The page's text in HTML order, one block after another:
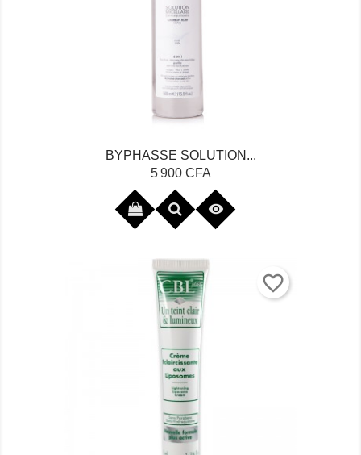
BYPHASSE SOLUTION...
Prix
5 900 CFA

favorite_border